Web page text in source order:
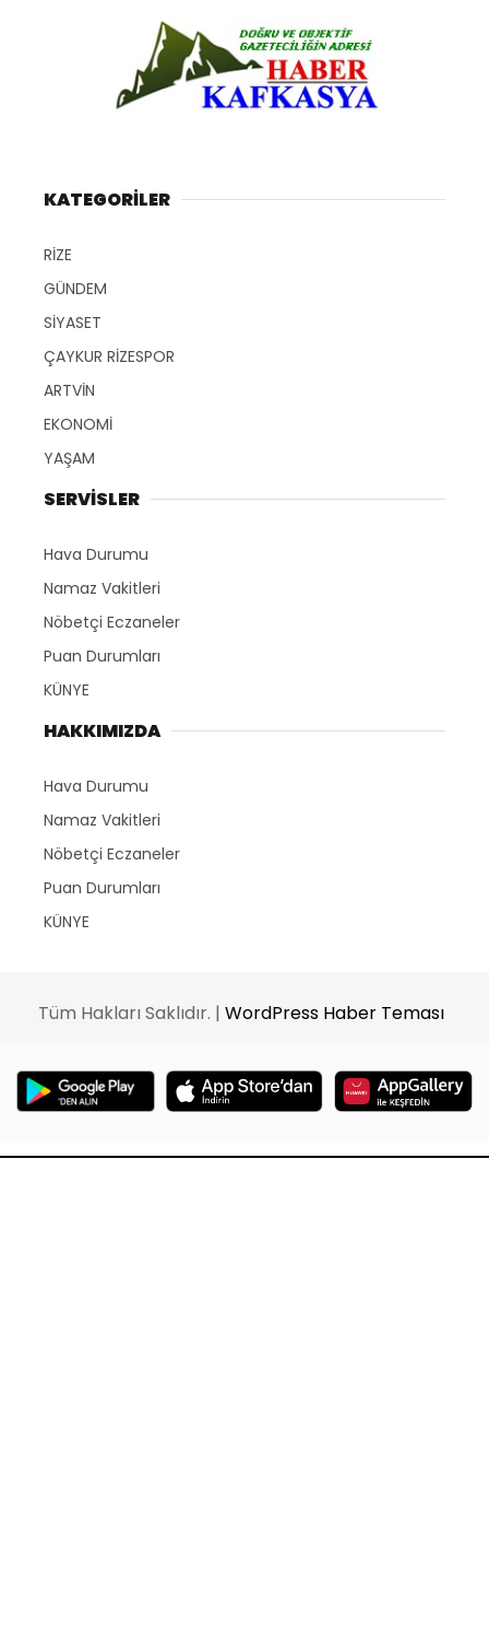
KATEGORİLER
RİZE
GÜNDEM
SİYASET
ÇAYKUR RİZESPOR
ARTVİN
EKONOMİ
YAŞAM
SERVİSLER
Hava Durumu
Namaz Vakitleri
Nöbetçi Eczaneler
Puan Durumları
KÜNYE
HAKKIMIZDA
Hava Durumu
Namaz Vakitleri
Nöbetçi Eczaneler
Puan Durumları
KÜNYE
Tüm Hakları Saklıdır. | WordPress Haber Teması